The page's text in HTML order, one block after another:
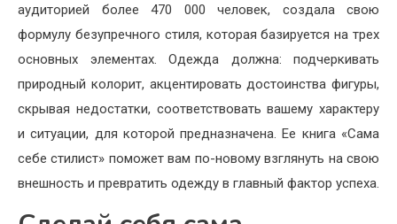
аудиторией более 470 000 человек, создала свою
формулу безупречного стиля, которая базируется на трех
основных элементах. Одежда должна: подчеркивать
природный колорит, акцентировать достоинства фигуры,
скрывая недостатки, соответствовать вашему характеру
и ситуации, для которой предназначена. Ее книга «Сама
себе стилист» поможет вам по-новому взглянуть на свою
внешность и превратить одежду в главный фактор успеха.